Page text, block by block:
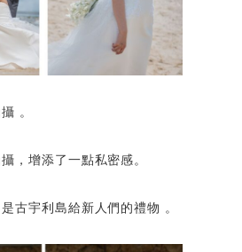
。
，增添了一點私密感。
古宇利島給新人們的禮物 。